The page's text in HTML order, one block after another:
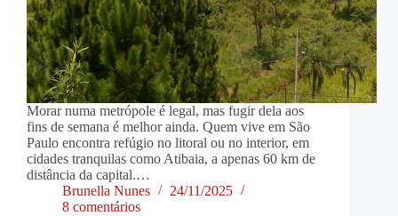
Morar numa metrópole é legal, mas fugir dela aos
fins de semana é melhor ainda. Quem vive em São
Paulo encontra refúgio no litoral ou no interior, em
cidades tranquilas como Atibaia, a apenas 60 km de
distância da capital.…
Brunella Nunes
24/11/2025
8 comentários